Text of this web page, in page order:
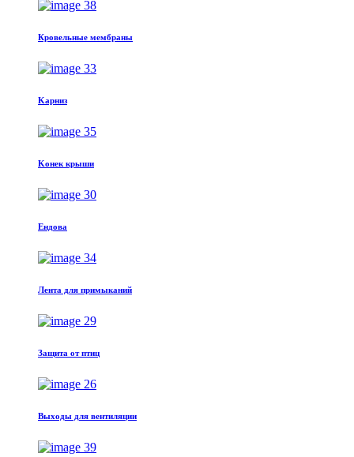
Кровельные мембраны
Kарниз
Kонек крыши
Eндовa
Лента для примыканий
Защита от птиц
Выходы для вентиляции